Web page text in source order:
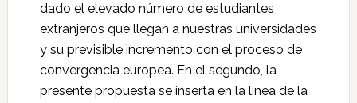
dado el elevado número de estudiantes
extranjeros que llegan a nuestras universidades
y su previsible incremento con el proceso de
convergencia europea. En el segundo, la
presente propuesta se inserta en la línea de la